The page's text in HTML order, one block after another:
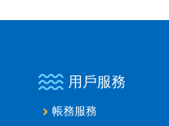
用戶服務
帳務服務